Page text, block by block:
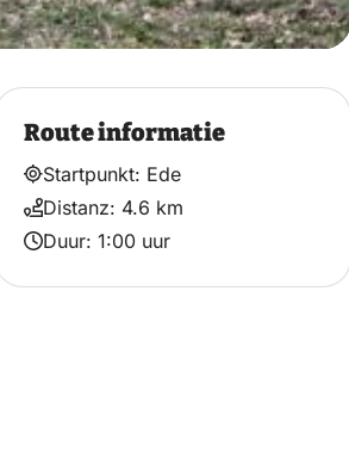
Route informatie
Startpunkt: Ede
Distanz: 4.6 km
Duur: 1:00 uur